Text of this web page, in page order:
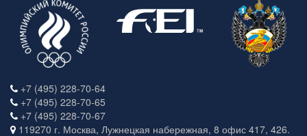
+7 (495) 228-70-64
+7 (495) 228-70-65
+7 (495) 228-70-67
119270 г. Москва, Лужнецкая набережная, 8 офис 417, 426.